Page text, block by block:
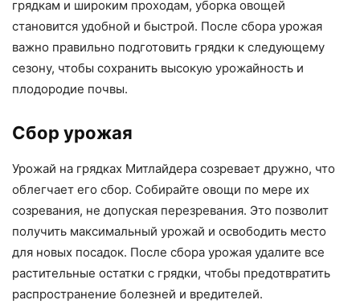
грядкам и широким проходам, уборка овощей
становится удобной и быстрой. После сбора урожая
важно правильно подготовить грядки к следующему
сезону, чтобы сохранить высокую урожайность и
плодородие почвы.
Сбор урожая
Урожай на грядках Митлайдера созревает дружно, что
облегчает его сбор. Собирайте овощи по мере их
созревания, не допуская перезревания. Это позволит
получить максимальный урожай и освободить место
для новых посадок. После сбора урожая удалите все
растительные остатки с грядки, чтобы предотвратить
распространение болезней и вредителей.